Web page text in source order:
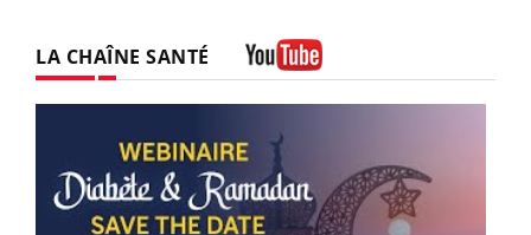
LA CHAÎNE SANTÉ